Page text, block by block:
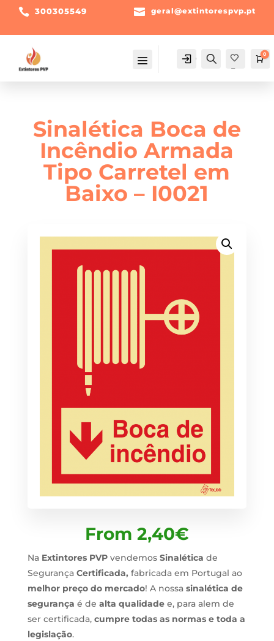
 300305549  geral@extintorespvp.pt
Conta
Pesquisa
Fav
0
Sinalética Boca de
Incêndio Armada
Tipo Carretel em
Baixo – I0021
From 2,40€
Na Extintores PVPvendemos Sinalética de
Segurança Certificada, fabricada em Portugal ao
melhor preço do mercado! A nossa sinalética de
segurança é de alta qualidadee, para alem de
ser certificada, cumpre todas as normas e toda a
legislação.